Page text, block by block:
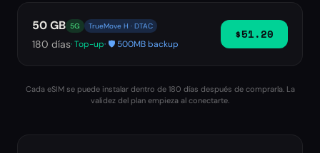
50 GB 5G TrueMove H · DTAC
180 días· Top-up· 🛡️ 500MB backup
$51.20
Cada eSIM se puede instalar dentro de 180 días después de comprarla. La
validez del plan empieza al conectarte.